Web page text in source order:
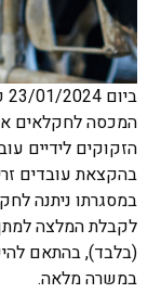
המכסה לחקלאים
במסגרתו ניתנה
(בלבד), בהתאם
במשרה מלאה.